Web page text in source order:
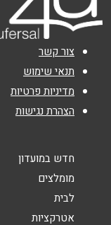
אימייל*
נושא*
אנא חזרו אלי
צור קשר
תנאי שימוש
מדיניות פרטיות
הצהרת נגישות
חדש במועדון
מומלצים
לבית
אטרקציות